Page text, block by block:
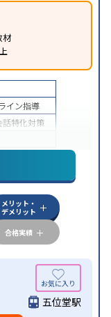
材
イン指導
話特化対策
メリット・
デメリット
合格実績
五位堂駅